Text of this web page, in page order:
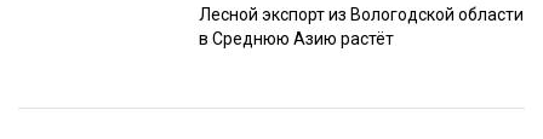
Лесной экспорт из Вологодской области
в Среднюю Азию растёт